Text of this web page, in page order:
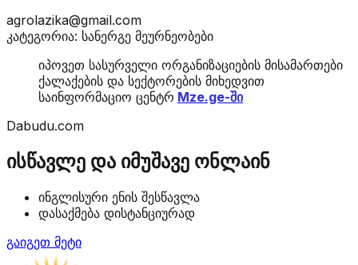
agrolazika@gmail.com
კატეგორია: სანერგე მეურნეობები
იპოვეთ სასურველი ორგანიზაციების მისამართები
ქალაქების და სექტორების მიხედვით
საინფორმაციო ცენტრ Mze.ge-ში
Dabudu.com
ისწავლე და იმუშავე ონლაინ
ინგლისური ენის შესწავლა
დასაქმება დისტანციურად
გაიგეთ მეტი